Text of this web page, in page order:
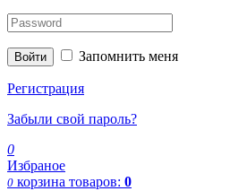
Войти Запомнить меня
Регистрация
Забыли свой пароль?
0
Избраное
0 корзина товаров: 0